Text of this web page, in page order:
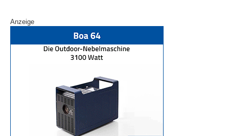
Anzeige